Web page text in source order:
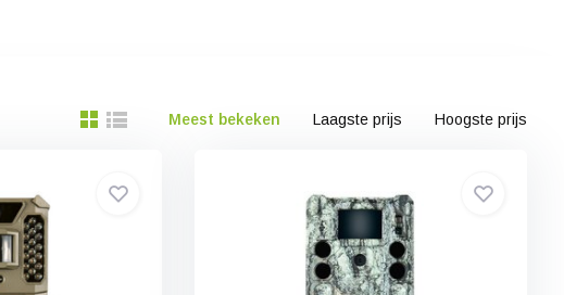
Meest bekeken Laagste prijs Hoogste prijs